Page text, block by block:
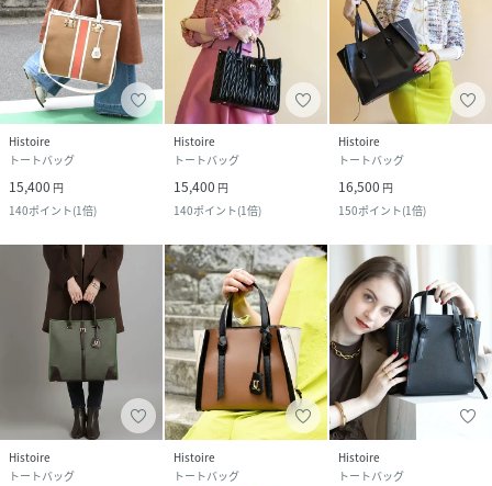
Histoire
トートバッグ
15,400 円
140ポイント(1倍)
Histoire
トートバッグ
15,400 円
140ポイント(1倍)
Histoire
トートバッグ
16,500 円
150ポイント(1倍)
Histoire
トートバッグ
Histoire
トートバッグ
Histoire
トートバッグ